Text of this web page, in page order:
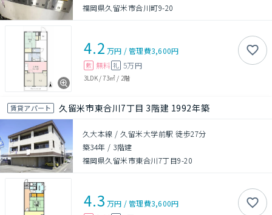
福岡県久留米市合川町9-20
4.2 万円 /管理費3,600円
敷 無料 礼 5万円
3LDK/73㎡ / 2階
賃貸アパート 久留米市東合川7丁目 3階建 1992年築
久大本線 / 久留米大学前駅 徒歩27分
築34年 / 3階建
福岡県久留米市東合川7丁目9-20
4.3 万円 /管理費3,600円